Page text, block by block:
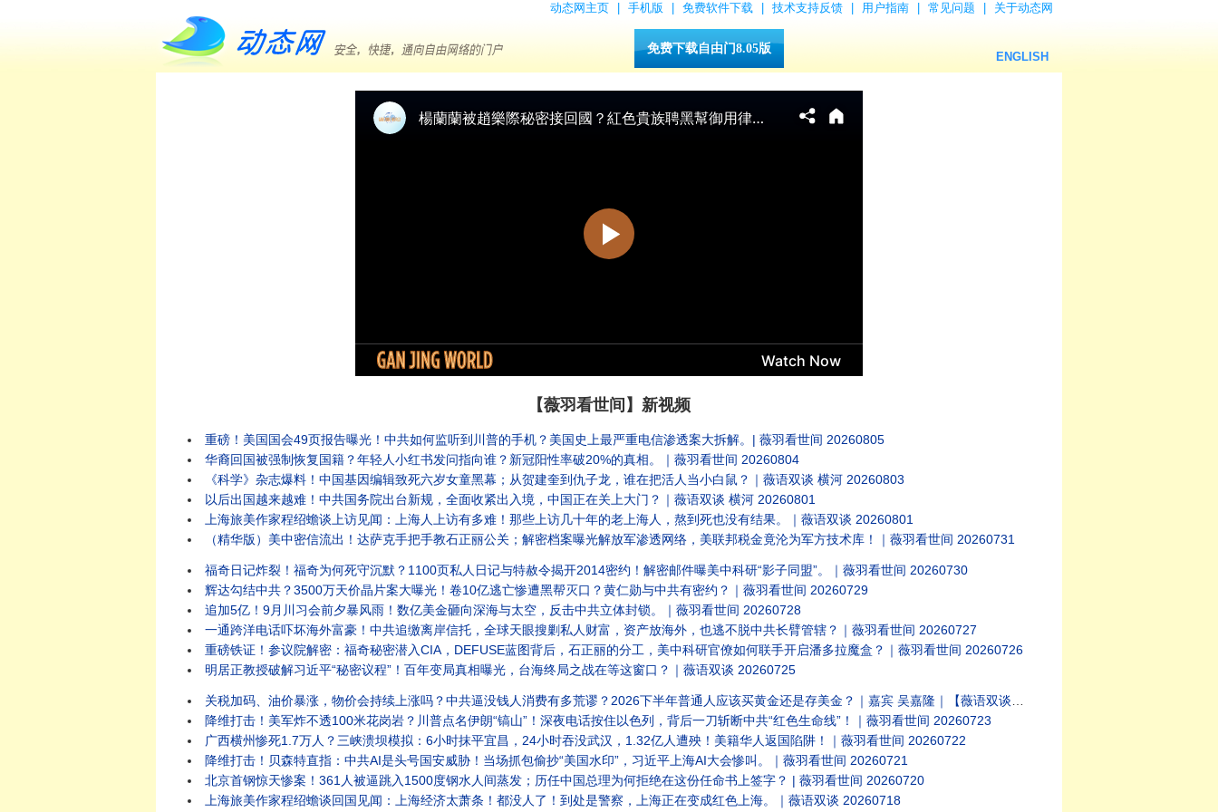
动态网主页 手机版 免费软件下载 技术支持反馈 用户指南 常见问题 关于动态网
免费下载自由门8.05版
ENGLISH
【薇羽看世间】新视频
重磅！美国国会49页报告曝光！中共如何监听到川普的手机？美国史上最严重电信渗透案大拆解。| 薇羽看世间 20260805
华裔回国被强制恢复国籍？年轻人小红书发问指向谁？新冠阳性率破20%的真相。｜薇羽看世间 20260804
《科学》杂志爆料！中国基因编辑致死六岁女童黑幕；从贺建奎到仇子龙，谁在把活人当小白鼠？｜薇语双谈 横河 20260803
以后出国越来越难！中共国务院出台新规，全面收紧出入境，中国正在关上大门？｜薇语双谈 横河 20260801
上海旅美作家程绍蟾谈上访见闻：上海人上访有多难！那些上访几十年的老上海人，熬到死也没有结果。｜薇语双谈 20260801
（精华版）美中密信流出！达萨克手把手教石正丽公关；解密档案曝光解放军渗透网络，美联邦税金竟沦为军方技术库！｜薇羽看世间 20260731
福奇日记炸裂！福奇为何死守沉默？1100页私人日记与特赦令揭开2014密约！解密邮件曝美中科研“影子同盟”。｜薇羽看世间 20260730
辉达勾结中共？3500万天价晶片案大曝光！卷10亿逃亡惨遭黑帮灭口？黄仁勋与中共有密约？｜薇羽看世间 20260729
追加5亿！9月川习会前夕暴风雨！数亿美金砸向深海与太空，反击中共立体封锁。｜薇羽看世间 20260728
一通跨洋电话吓坏海外富豪！中共追缴离岸信托，全球天眼搜剿私人财富，资产放海外，也逃不脱中共长臂管辖？｜薇羽看世间 20260727
重磅铁证！参议院解密：福奇秘密潜入CIA，DEFUSE蓝图背后，石正丽的分工，美中科研官僚如何联手开启潘多拉魔盒？｜薇羽看世间 20260726
明居正教授破解习近平“秘密议程”！百年变局真相曝光，台海终局之战在等这窗口？｜薇语双谈 20260725
关税加码、油价暴涨，物价会持续上涨吗？中共逼没钱人消费有多荒谬？2026下半年普通人应该买黄金还是存美金？｜嘉宾 吴嘉隆｜【薇语双谈】20260724
降维打击！美军炸不透100米花岗岩？川普点名伊朗“镐山”！深夜电话按住以色列，背后一刀斩断中共“红色生命线”！｜薇羽看世间 20260723
广西横州惨死1.7万人？三峡溃坝模拟：6小时抹平宜昌，24小时吞没武汉，1.32亿人遭殃！美籍华人返国陷阱！｜薇羽看世间 20260722
降维打击！贝森特直指：中共AI是头号国安威胁！当场抓包偷抄“美国水印”，习近平上海AI大会惨叫。｜薇羽看世间 20260721
北京首钢惊天惨案！361人被逼跳入1500度钢水人间蒸发；历任中国总理为何拒绝在这份任命书上签字？ | 薇羽看世间 20260720
上海旅美作家程绍蟾谈回国见闻：上海经济太萧条！都没人了！到处是警察，上海正在变成红色上海。｜薇语双谈 20260718